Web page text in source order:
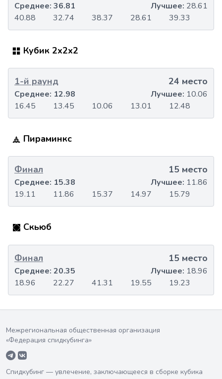
40.88 32.74 38.37 28.61 39.33
Среднее: 36.81 Лучшее: 28.61
Кубик 2x2x2
1-й раунд 24 место
16.45 13.45 10.06 13.01 12.48
Среднее: 12.98 Лучшее: 10.06
Пираминкс
Финал 15 место
19.11 11.86 15.37 14.97 15.79
Среднее: 15.38 Лучшее: 11.86
Скьюб
Финал 15 место
18.96 22.27 41.31 19.55 19.23
Среднее: 20.35 Лучшее: 18.96
Межрегиональная общественная организация
«Федерация спидкубинга»
Спидкубинг — увлечение, заключающееся в сборке кубика